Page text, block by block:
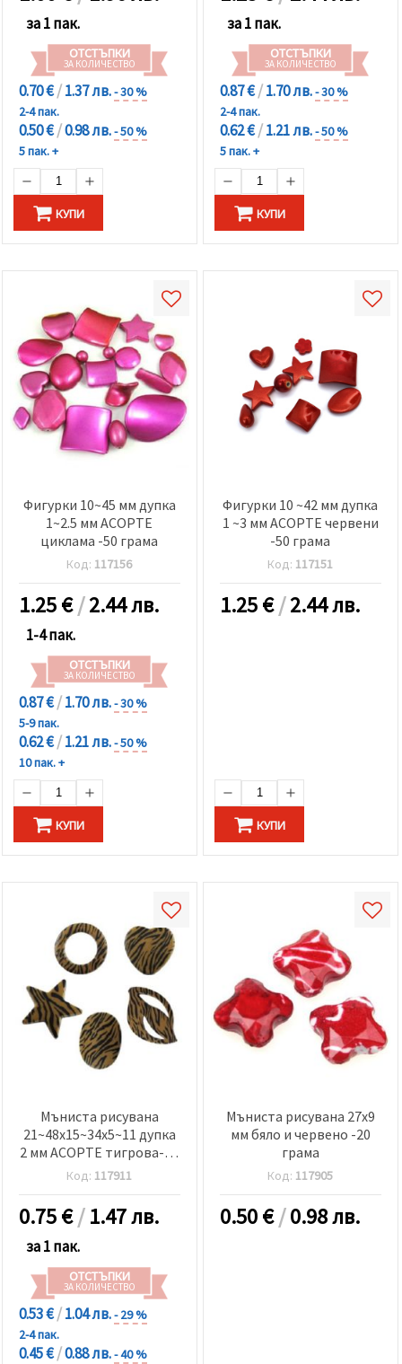
за 1 пак.
ОТСТЪПКИ
ЗА КОЛИЧЕСТВО
0.70 €/1.37 лв.- 30 %
2-4 пак.
0.50 €/0.98 лв.- 50 %
5 пак. +
КУПИ
за 1 пак.
ОТСТЪПКИ
ЗА КОЛИЧЕСТВО
0.87 €/1.70 лв.- 30 %
2-4 пак.
0.62 €/1.21 лв.- 50 %
5 пак. +
КУПИ
Фигурки 10~45 мм дупка
1~2.5 мм АСОРТЕ
циклама -50 грама
Код: 117156
1.25€/2.44 лв.
1-4 пак.
ОТСТЪПКИ
ЗА КОЛИЧЕСТВО
0.87 €/1.70 лв.- 30 %
5-9 пак.
0.62 €/1.21 лв.- 50 %
10 пак. +
КУПИ
Фигурки 10 ~42 мм дупка
1 ~3 мм АСОРТЕ червени
-50 грама
Код: 117151
1.25€/2.44 лв.
КУПИ
Мъниста рисувана
21~48x15~34x5~11 дупка
2 мм АСОРТЕ тигрова-20
грама
Код: 117911
0.75€/1.47 лв.
за 1 пак.
ОТСТЪПКИ
ЗА КОЛИЧЕСТВО
0.53 €/1.04 лв.- 29 %
2-4 пак.
0.45 €/0.88 лв.- 40 %
Мъниста рисувана 27x9
мм бяло и червено -20
грама
Код: 117905
0.50€/0.98 лв.